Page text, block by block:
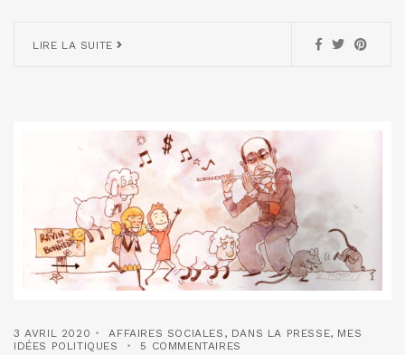
LIRE LA SUITE
3 AVRIL 2020 AFFAIRES SOCIALES , DANS LA PRESSE, MES
IDÉES POLITIQUES
5 COMMENTAIRES